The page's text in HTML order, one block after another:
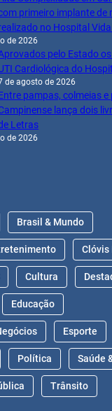
primeiro implante de
no Hospital
de 2026
pelo Estado
Cardiológica do
de agosto de 2026
pampas, colmeias e
lança dois
Letras
de 2026
Brasil & Mundo
Clóvis
Cultura
Educação
Esporte
Política Saúde
Trânsito